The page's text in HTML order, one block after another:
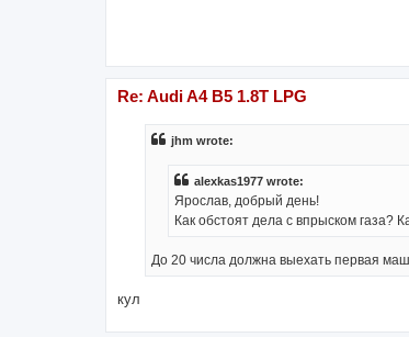
Re: Audi A4 B5 1.8T LPG
jhm wrote:
alexkas1977 wrote:
Ярослав, добрый день!
Как обстоят дела с впрыском газа?
До 20 числа должна выехать первая
кул